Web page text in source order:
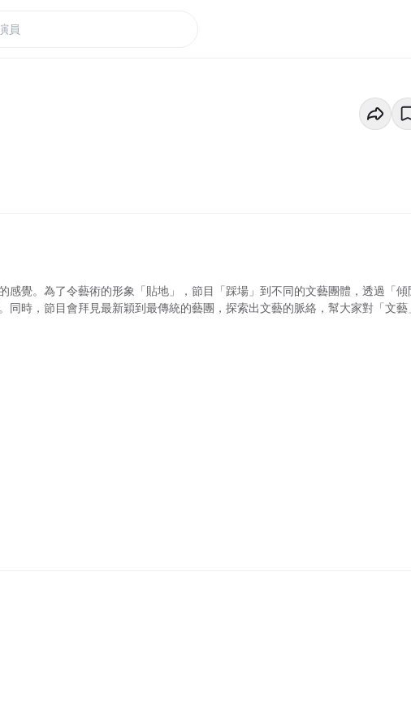
感覺。為了令藝術的形象「貼地」，節目「踩場」到不同的文藝團體，透過「傾
同時，節目會拜見最新穎到最傳統的藝團，探索出文藝的脈絡，幫大家對「文藝